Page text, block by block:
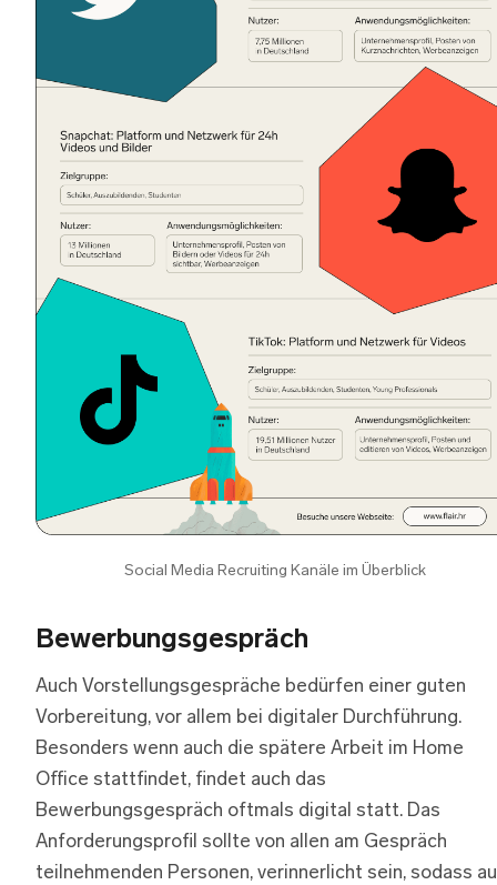
Social Media Recruiting Kanäle im Überblick
Bewerbungsgespräch
Auch Vorstellungsgespräche bedürfen einer guten
Vorbereitung, vor allem bei digitaler Durchführung.
Besonders wenn auch die spätere Arbeit im Home
Office stattfindet, findet auch das
Bewerbungsgespräch oftmals digital statt. Das
Anforderungsprofil sollte von allen am Gespräch
teilnehmenden Personen, verinnerlicht sein, sodass